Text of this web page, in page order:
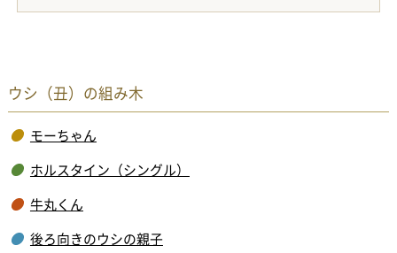
ウシ（丑）の組み木
モーちゃん
ホルスタイン（シングル）
牛丸くん
後ろ向きのウシの親子